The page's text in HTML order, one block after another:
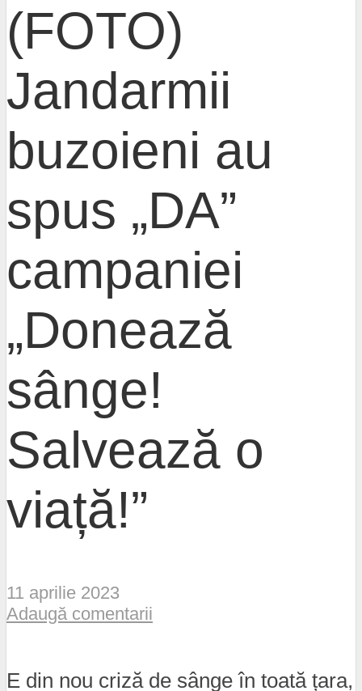
(FOTO)
Jandarmii
buzoieni au
spus „DA”
campaniei
„Donează
sânge!
Salvează o
viață!”
11 aprilie 2023
Adaugă comentarii
E din nou criză de sânge în toată țara,